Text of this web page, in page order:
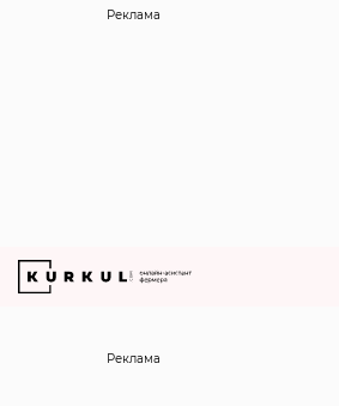
Реклама
Реклама